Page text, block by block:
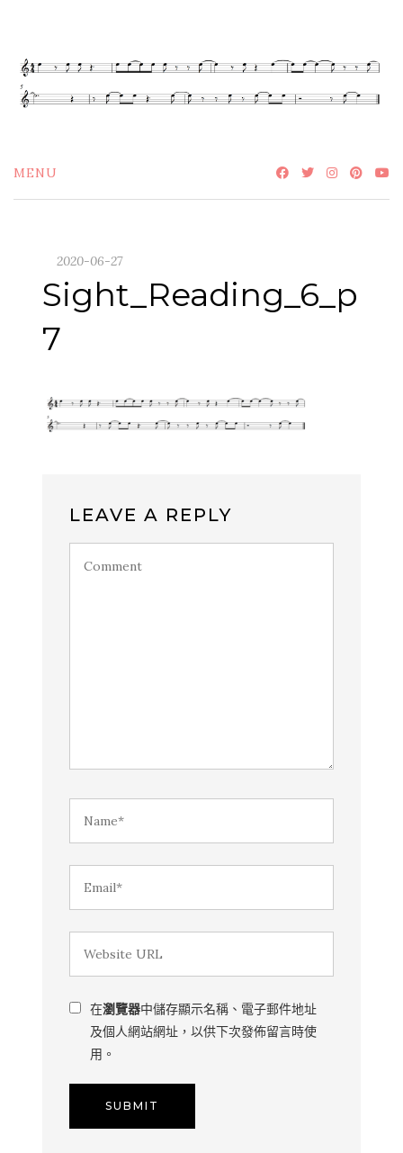
content
MENU
2020-06-27
Sight_Reading_6_p
7
LEAVE A REPLY
在瀏覽器中儲存顯示名稱、電子郵件地址
及個人網站網址，以供下次發佈留言時使
用。